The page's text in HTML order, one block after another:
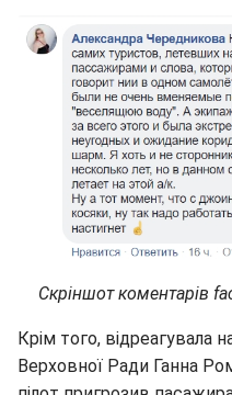
Скріншот коментарів
Крім того, відреагувала
Верховної Ради Ганна